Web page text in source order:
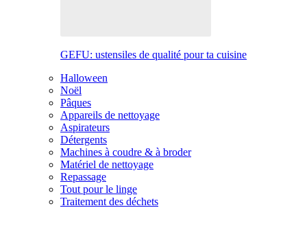
GEFU: ustensiles de qualité pour ta cuisine
Halloween
Noël
Pâques
Appareils de nettoyage
Aspirateurs
Détergents
Machines à coudre & à broder
Matériel de nettoyage
Repassage
Tout pour le linge
Traitement des déchets